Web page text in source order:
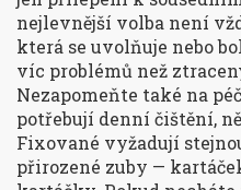
nejlevnější volba není
která se uvolňuje nebo
víc problémů než
Nezapomeňte také na
potřebují denní čištění,
Fixované vyžadují
přirozené zuby —